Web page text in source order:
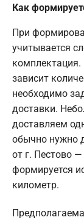
Как
При
учитывается
зависит
необходимо
доставки.
доставляем
обычно нужно
от г. Пестово
формируется
километр.